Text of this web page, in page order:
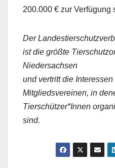
200.000 € zur Verfügung
Der
ist die größte
Niedersachsen
und vertritt die Interessen
Mitgliedsvereinen, in
Tierschützer*Innen
sind.